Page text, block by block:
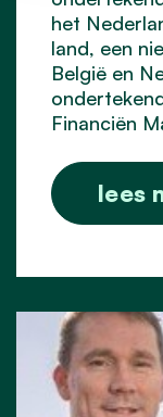
het
land, een
België en
Financiën
lees